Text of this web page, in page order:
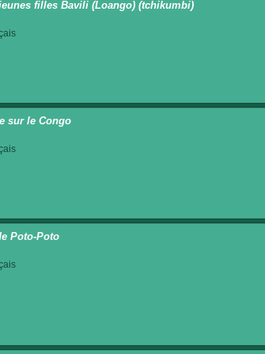
filles Bavili (Loango) (tchikumbi)
sur le Congo
Poto-Poto